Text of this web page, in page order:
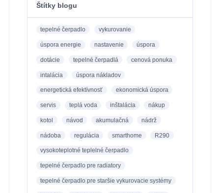
Štítky blogu
tepelné čerpadlo vykurovanie
úspora energie nastavenie úspora
dotácie tepelné čerpadlá cenová ponuka
intalácia úspora nákladov
energetická efektívnosť ekonomická úspora
servis teplá voda inštalácia nákup
kotol návod akumulačná nádrž
nádoba regulácia smarthome R290
vysokoteplotné teplelné čerpadlo
tepelné čerpadlo pre radiatory
tepelné čerpadlo pre staršie vykurovacie systémy